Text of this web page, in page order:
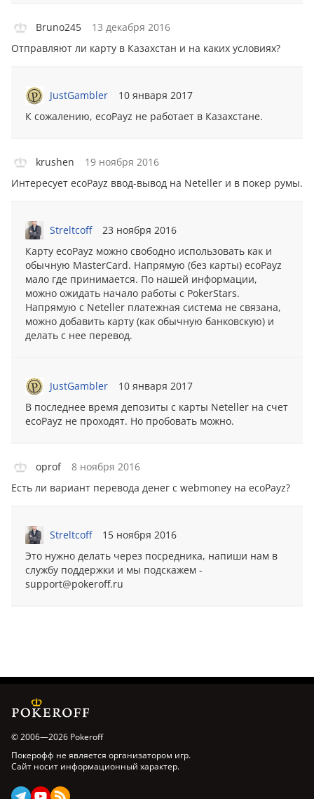
Bruno245
13 декабря 2016
Отправляют ли карту в Казахстан и на каких условиях?
JustGambler
10 января 2017
К сожалению, ecoPayz не работает в Казахстане.
krushen
19 ноября 2016
Интересует ecoPayz ввод-вывод на Neteller и в покер румы.
Streltcoff
23 ноября 2016
Карту ecoPayz можно свободно использовать как и
обычную MasterCard. Напрямую (без карты) ecoPayz
мало где принимается. По нашей информации,
можно ожидать начало работы с PokerStars.
Напрямую с Neteller платежная система не связана,
можно добавить карту (как обычную банковскую) и
делать с нее пepевoд.
JustGambler
10 января 2017
В последнее время депозиты с карты Neteller на счет
ecoPayz не проходят. Но пробовать можно.
oprof
8 ноября 2016
Есть ли вариант пepевoда дeнeг с webmoney на ecoPayz?
Streltcoff
15 ноября 2016
Это нужно делать через посредника, напиши нам в
службу поддержки и мы подскажем -
support@pokeroff.ru
© 2006—2026 Pokeroff
Покерофф не является организатором игр.
Сайт носит информационный характер.